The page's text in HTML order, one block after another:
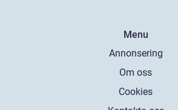
Menu
Annonsering
Om oss
Cookies